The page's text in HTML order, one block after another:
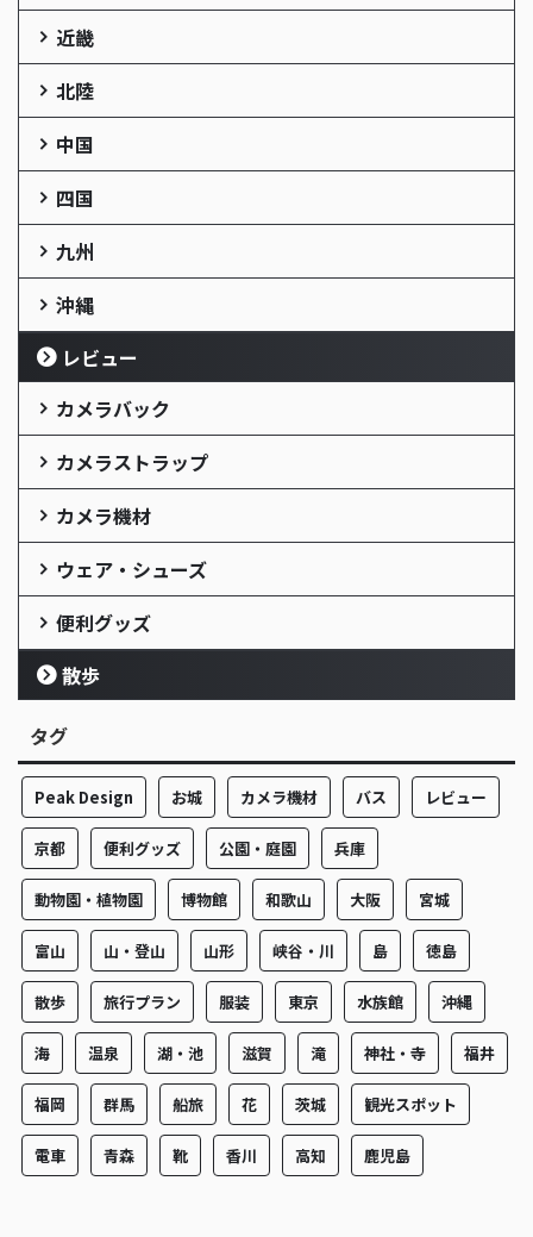
近畿
北陸
中国
四国
九州
沖縄
レビュー
カメラバック
カメラストラップ
カメラ機材
ウェア・シューズ
便利グッズ
散歩
タグ
Peak Design お城 カメラ機材 バス レビュー
京都 便利グッズ 公園・庭園 兵庫
動物園・植物園 博物館 和歌山 大阪 宮城
富山 山・登山 山形 峡谷・川 島 徳島
散歩 旅行プラン 服装 東京 水族館 沖縄
海 温泉 湖・池 滋賀 滝 神社・寺 福井
福岡 群馬 船旅 花 茨城 観光スポット
電車 青森 靴 香川 高知 鹿児島